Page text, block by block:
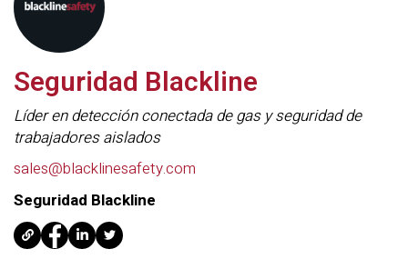
Seguridad Blackline
Líder en detección conectada de gas y seguridad de
trabajadores aislados
sales@blacklinesafety.com
Seguridad Blackline